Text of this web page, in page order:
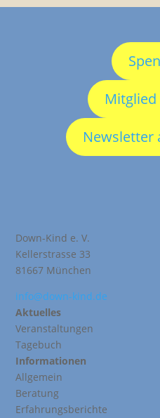
Newsletter
Down-Kind e. V.
Kellerstrasse 33
81667 München
info@down-kind.de
Aktuelles
Veranstaltungen
Tagebuch
Informationen
Allgemein
Beratung
Erfahrungsberichte